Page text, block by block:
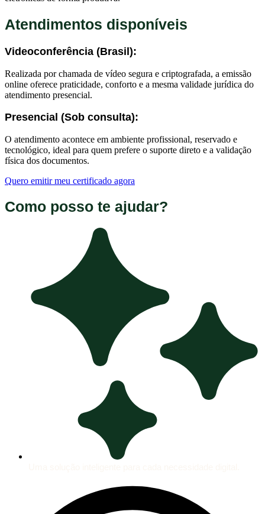
Atendimentos disponíveis
Videoconferência (Brasil):
Realizada por chamada de vídeo segura e criptografada, a emissão
online oferece praticidade, conforto e a mesma validade jurídica do
atendimento presencial.
Presencial (Sob consulta):
O atendimento acontece em ambiente profissional, reservado e
tecnológico, ideal para quem prefere o suporte direto e a validação
física dos documentos.
Quero emitir meu certificado agora
Como posso te ajudar?